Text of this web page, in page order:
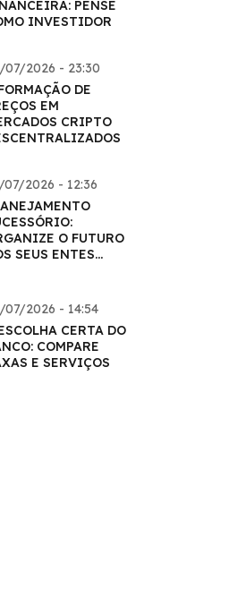
PENSE
INVESTIDOR
07/2026 - 23:30
DE
EM
CRIPTO
07/2026 - 12:36
O FUTURO
SEUS ENTES
07/2026 - 14:54
CERTA DO
COMPARE
E SERVIÇOS